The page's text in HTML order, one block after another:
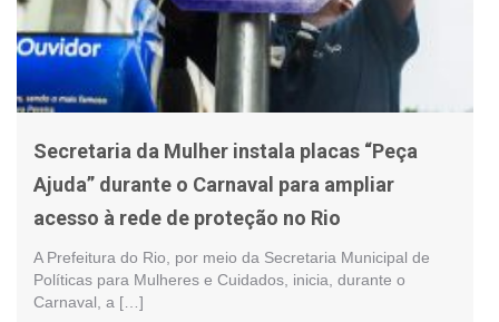
Secretaria da Mulher instala placas “Peça
Ajuda” durante o Carnaval para ampliar
acesso à rede de proteção no Rio
A Prefeitura do Rio, por meio da Secretaria Municipal de
Políticas para Mulheres e Cuidados, inicia, durante o
Carnaval, a […]